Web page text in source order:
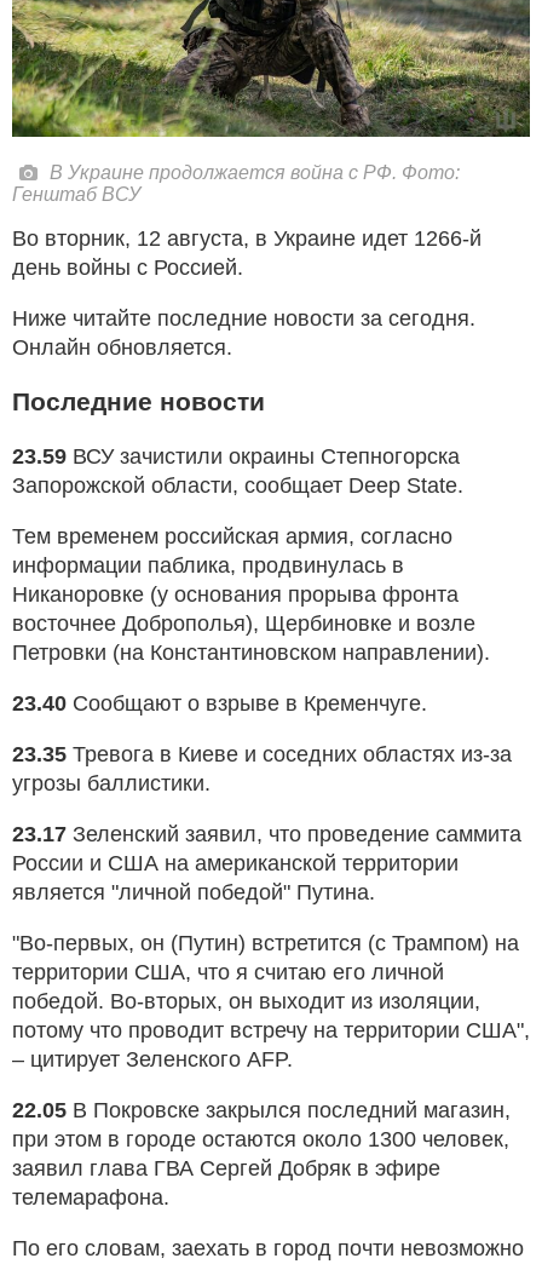
В Украине продолжается война с РФ. Фото:
Генштаб ВСУ
Во вторник, 12 августа, в Украине идет 1266-й
день войны с Россией.
Ниже читайте последние новости за сегодня.
Онлайн обновляется.
Последние новости
23.59 ВСУ зачистили окраины Степногорска
Запорожской области, сообщает Deep State.
Тем временем российская армия, согласно
информации паблика, продвинулась в
Никаноровке (у основания прорыва фронта
восточнее Доброполья), Щербиновке и возле
Петровки (на Константиновском направлении).
23.40 Сообщают о взрыве в Кременчуге.
23.35 Тревога в Киеве и соседних областях из-за
угрозы баллистики.
23.17 Зеленский заявил, что проведение саммита
России и США на американской территории
является "личной победой" Путина.
"Во-первых, он (Путин) встретится (с Трампом) на
территории США, что я считаю его личной
победой. Во-вторых, он выходит из изоляции,
потому что проводит встречу на территории США",
– цитирует Зеленского AFP.
22.05 В Покровске закрылся последний магазин,
при этом в городе остаются около 1300 человек,
заявил глава ГВА Сергей Добряк в эфире
телемарафона.
По его словам, заехать в город почти невозможно